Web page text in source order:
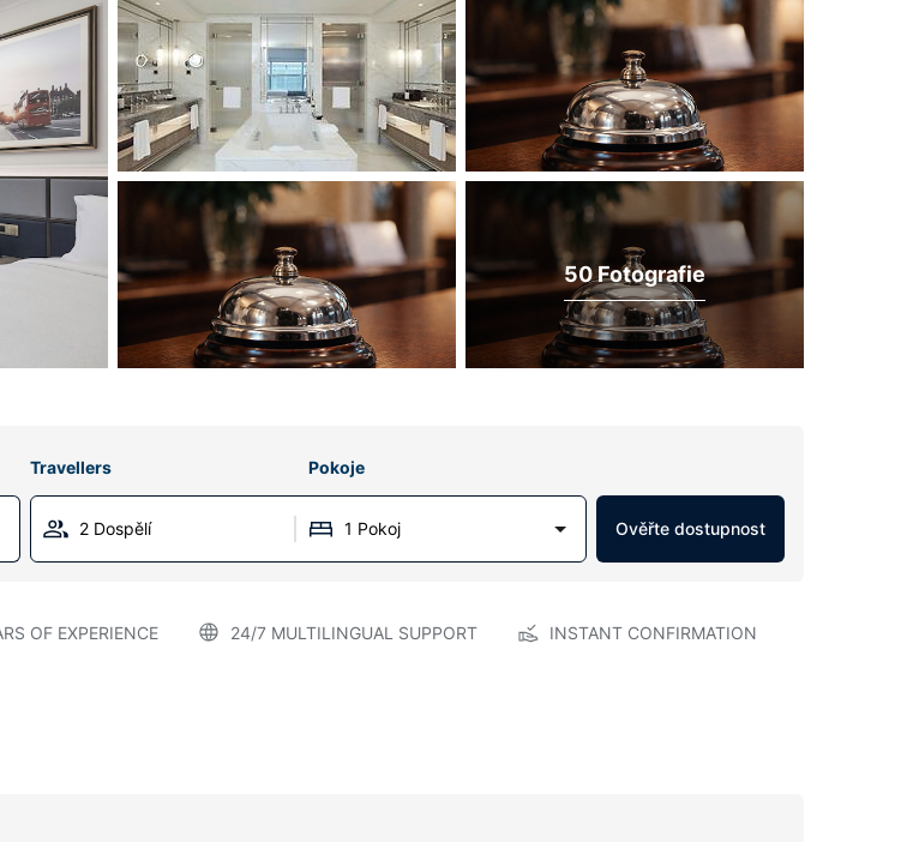
50 Fotografie
Travellers Pokoje
2 Dospělí 1 Pokoj Ověřte dostupnost
OF EXPERIENCE 24/7 MULTILINGUAL SUPPORT INSTANT CONFIRMATION